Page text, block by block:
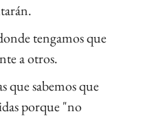
tengamos que
a otros.
que sabemos que
porque "no